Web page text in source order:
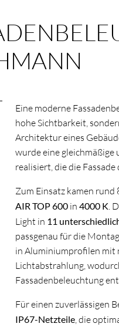
Eine moderne
hohe Sichtbarkeit,
Architektur eines
wurde eine gleichmäßige
realisiert, die die
Zum Einsatz kamen
AIR TOP 600 in4000 K.
Light in 11
passgenau für die
in Aluminiumprofilen mit
Lichtabstrahlung,
Fassadenbeleuchtung
Für einen zuverlässigen
IP67-Netzteile, die